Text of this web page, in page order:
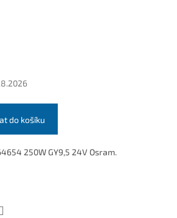
do košíku
250W GY9,5 24V Osram.